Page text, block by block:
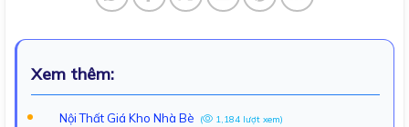
Xem thêm:
Nội Thất Giá Kho Nhà Bè ( 1,184 lượt xem)